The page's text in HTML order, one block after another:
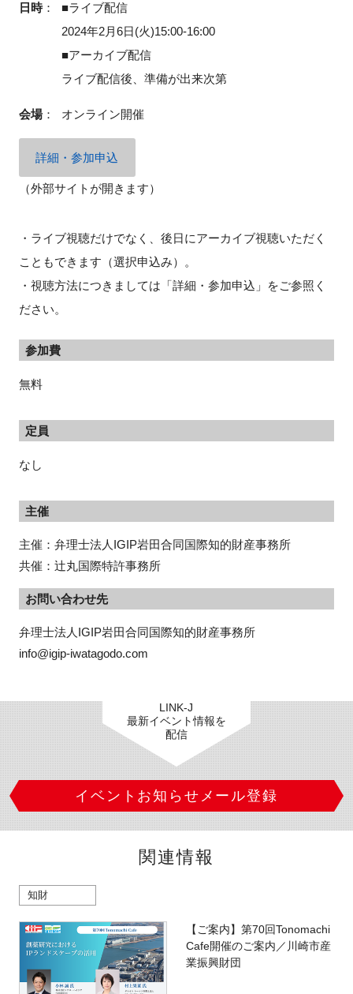
日時：
■ライブ配信
2024年2月6日(火)15:00‐16:00
■アーカイブ配信
ライブ配信後、準備が出来次第
会場： オンライン開催
詳細・参加申込
（外部サイトが開きます）
・ライブ視聴だけでなく、後日にアーカイブ視聴いただく
こともできます（選択申込み）。
・視聴方法につきましては「詳細・参加申込」をご参照く
ださい。
参加費
無料
定員
なし
主催
主催：弁理士法人IGIP岩田合同国際知的財産事務所
共催：辻丸国際特許事務所
お問い合わせ先
弁理士法人IGIP岩田合同国際知的財産事務所
info@igip-iwatagodo.com
LINK-J
最新イベント情報を
配信
イベントお知らせメール登録
関連情報
知財
【ご案内】第70回Tonomachi
Cafe開催のご案内／川崎市産
業振興財団